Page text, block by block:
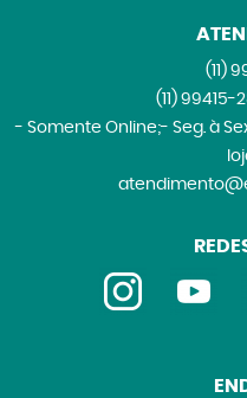
(11)
(11)99415-
- Somente Online;- Seg. à